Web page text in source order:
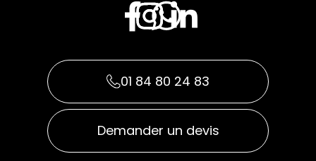
01 84 80 24 83
Demander un devis